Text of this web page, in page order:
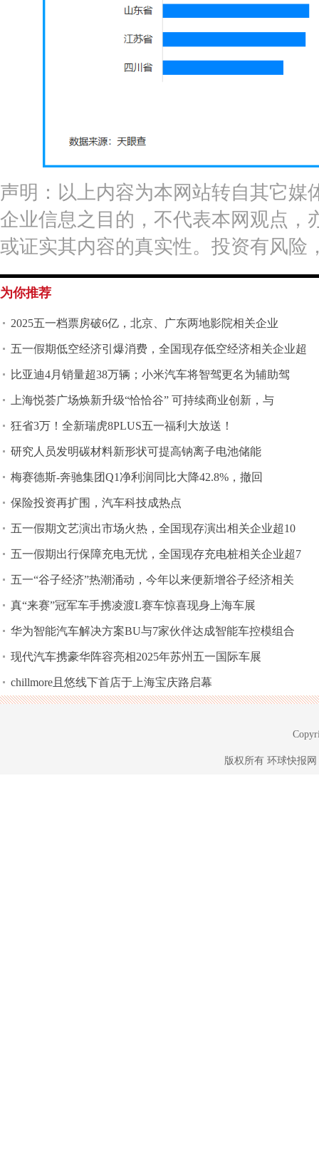
声明：以上内容为本网站转自其它媒
企业信息之目的，不代表本网观点，
或证实其内容的真实性。投资有风险
为你推荐
2025五一档票房破6亿，北京、广东两地影院相关企业
五一假期低空经济引爆消费，全国现存低空经济相关企业超
比亚迪4月销量超38万辆；小米汽车将智驾更名为辅助驾
上海悦荟广场焕新升级“恰恰谷” 可持续商业创新，与
狂省3万！全新瑞虎8PLUS五一福利大放送！
研究人员发明碳材料新形状可提高钠离子电池储能
梅赛德斯-奔驰集团Q1净利润同比大降42.8%，撤回
保险投资再扩围，汽车科技成热点
五一假期文艺演出市场火热，全国现存演出相关企业超10
五一假期出行保障充电无忧，全国现存充电桩相关企业超7
五一“谷子经济”热潮涌动，今年以来便新增谷子经济相关
真“来赛”冠军车手携凌渡L赛车惊喜现身上海车展
华为智能汽车解决方案BU与7家伙伴达成智能车控模组合
现代汽车携豪华阵容亮相2025年苏州五一国际车展
chillmore且悠线下首店于上海宝庆路启幕
版权所有 环球快报网